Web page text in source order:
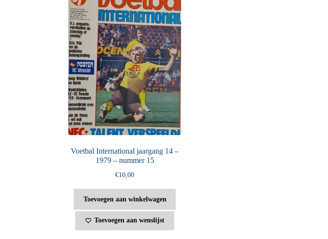
Voetbal International jaargang 14 –
1979 – nummer 15
€10,00
Toevoegen aan winkelwagen
Toevoegen aan wenslijst